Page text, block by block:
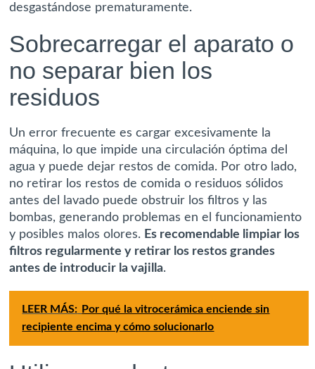
desgastándose prematuramente.
Sobrecarregar el aparato o
no separar bien los
residuos
Un error frecuente es cargar excesivamente la
máquina, lo que impide una circulación óptima del
agua y puede dejar restos de comida. Por otro lado,
no retirar los restos de comida o residuos sólidos
antes del lavado puede obstruir los filtros y las
bombas, generando problemas en el funcionamiento
y posibles malos olores. Es recomendable limpiar los
filtros regularmente y retirar los restos grandes
antes de introducir la vajilla.
LEER MÁS: Por qué la vitrocerámica enciende sin
recipiente encima y cómo solucionarlo